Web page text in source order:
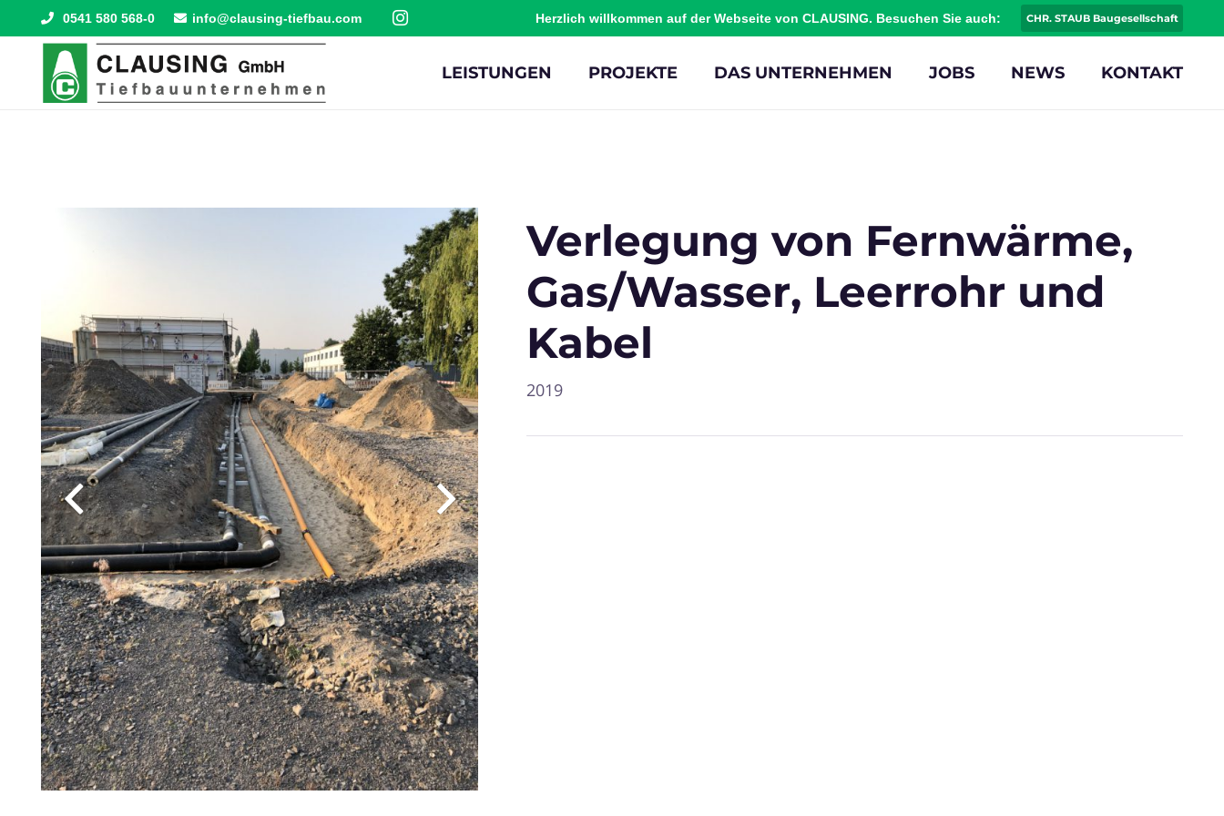
0541 580 568-0 info@clausing-tiefbau.com Herzlich willkommen auf der Webseite von CLAUSING. Besuchen Sie auch: CHR. STAUB Baugesellschaft
LEISTUNGEN PROJEKTE DAS UNTERNEHMEN JOBS NEWS KONTAKT
Verlegung von Fernwärme,
Gas/Wasser, Leerrohr und
Kabel
2019